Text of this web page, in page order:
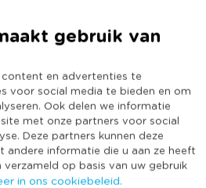
gebruik van
en advertenties te
voor social media te bieden en om
Ook delen we informatie
met onze partners voor social
Deze partners kunnen deze
andere informatie die u aan ze heeft
op basis van uw gebruik
in ons cookiebeleid.
12
4
(Nog) geen score
bekend